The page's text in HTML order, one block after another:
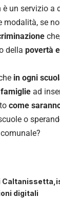
è un servizio a
modalità, se
della povertà
in ogni
ad
come
o
Caltanissetta
digitali